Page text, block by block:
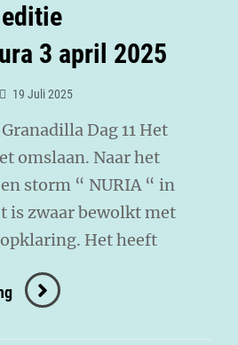
3 april 2025
19 Juli 2025
Dag 11 Het
omslaan. Naar het
storm “ NURIA “ in
is zwaar bewolkt met
Het heeft